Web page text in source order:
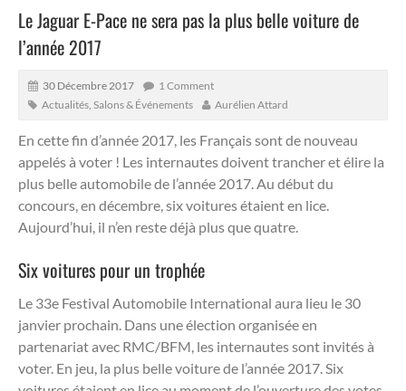
Le Jaguar E-Pace ne sera pas la plus belle voiture de
l’année 2017
30 Décembre 2017
1 Comment
Actualités Salons & Événements Aurélien Attard
En cette fin d’année 2017, les Français sont de nouveau
appelés à voter ! Les internautes doivent trancher et élire la
plus belle automobile de l’année 2017. Au début du
concours, en décembre, six voitures étaient en lice.
Aujourd’hui, il n’en reste déjà plus que quatre.
Six voitures pour un trophée
Le 33e Festival Automobile International aura lieu le 30
janvier prochain. Dans une élection organisée en
partenariat avec RMC/BFM, les internautes sont invités à
voter. En jeu, la plus belle voiture de l’année 2017. Six